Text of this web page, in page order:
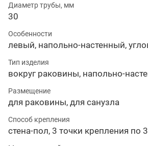
Диаметр трубы, мм
30
Особенности
левый, напольно-настенный,
Тип изделия
вокруг раковины, напольно-
Размещение
для раковины, для санузла
Способ крепления
стена-пол, 3 точки крепления по